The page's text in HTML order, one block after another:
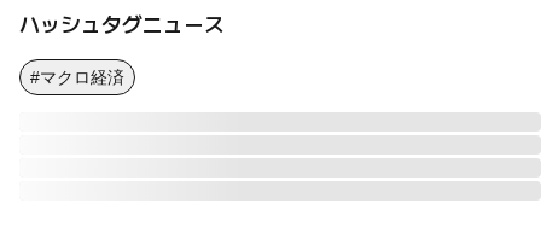
ハッシュタグニュース
#マクロ経済